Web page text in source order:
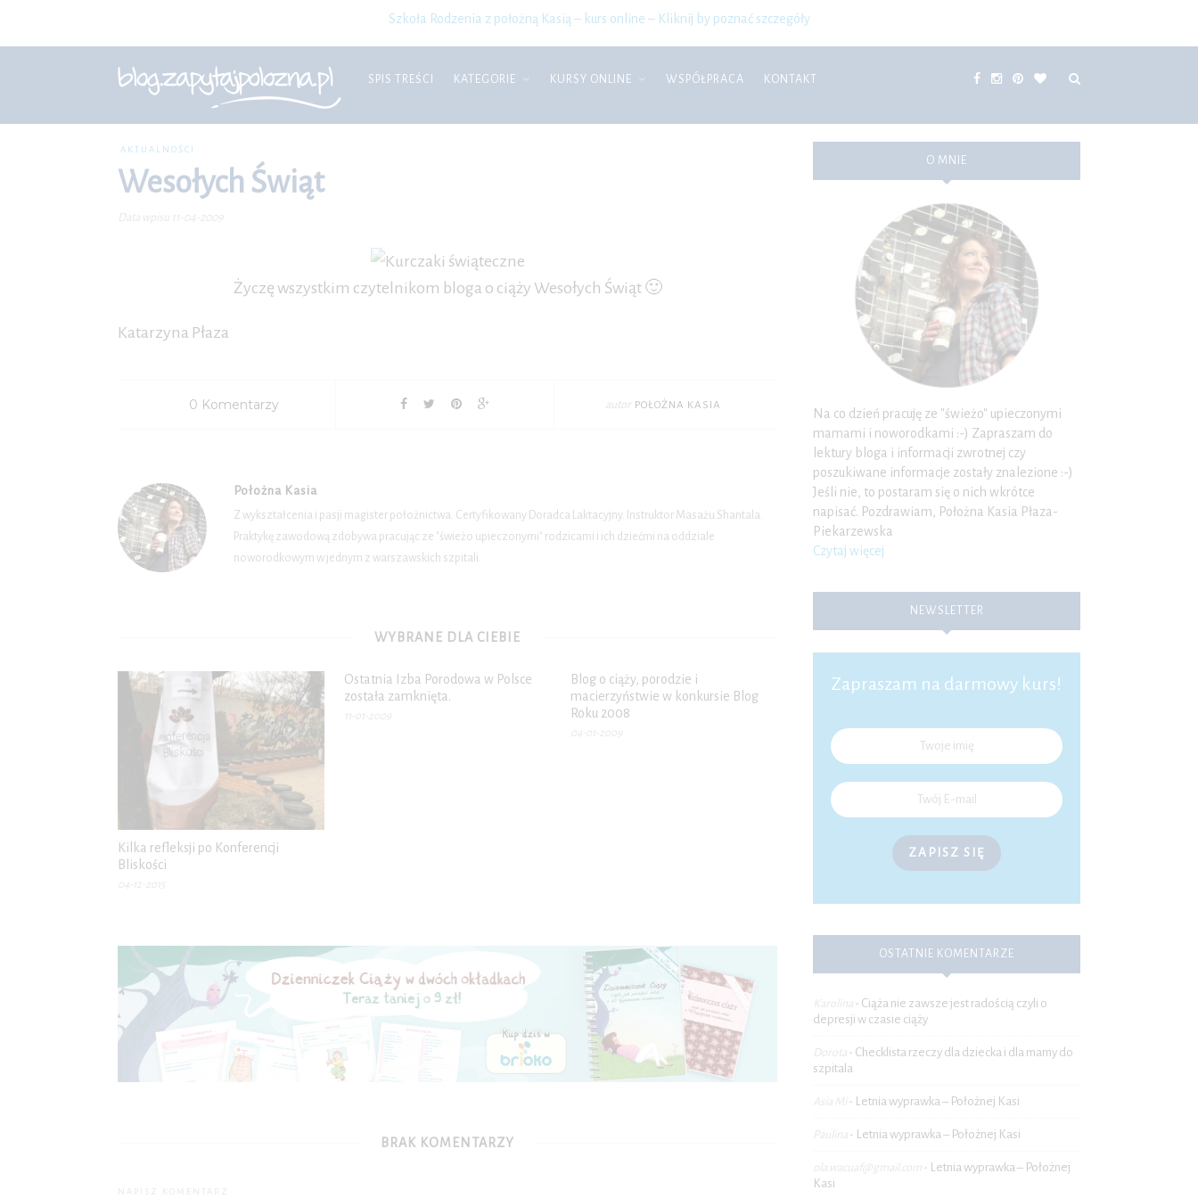
Szkoła Rodzenia z położną Kasią – kurs online – Kliknij by poznać szczegóły
SPIS TREŚCI KATEGORIE KURSY ONLINE WSPÓŁPRACA KONTAKT
AKTUALNOŚCI
Wesołych Świąt
Data wpisu 11-04-2009
Życzę wszystkim czytelnikom bloga o ciąży Wesołych Świąt 🙂
Katarzyna Płaza
0 Komentarzy autor POŁOŻNA KASIA
Położna Kasia
Z wykształcenia i pasji magister położnictwa. Certyfikowany Doradca Laktacyjny. Instruktor Masażu Shantala.
Praktykę zawodową zdobywa pracując ze "świeżo upieczonymi" rodzicami i ich dziećmi na oddziale
noworodkowym w jednym z warszawskich szpitali.
WYBRANE DLA CIEBIE
Kilka refleksji po Konferencji
Bliskości
04-12-2015
Ostatnia Izba Porodowa w Polsce
została zamknięta.
11-01-2009
Blog o ciąży, porodzie i
macierzyństwie w konkursie Blog
Roku 2008
04-01-2009
BRAK KOMENTARZY
O MNIE
Na co dzień pracuję ze "świeżo" upieczonymi
mamami i noworodkami :-) Zapraszam do
lektury bloga i informacji zwrotnej czy
poszukiwane informacje zostały znalezione :-)
Jeśli nie, to postaram się o nich wkrótce
napisać. Pozdrawiam, Położna Kasia Płaza-
Piekarzewska
Czytaj więcej
NEWSLETTER
Zapraszam na darmowy kurs!
ZAPISZ SIĘ
OSTATNIE KOMENTARZE
Karolina - Ciąża nie zawsze jest radością czyli o
depresji w czasie ciąży
Dorota - Checklista rzeczy dla dziecka i dla mamy do
szpitala
Asia Mi - Letnia wyprawka – Położnej Kasi
Paulina - Letnia wyprawka – Położnej Kasi
ola.wacuaf@gmail.com - Letnia wyprawka – Położnej
Kasi